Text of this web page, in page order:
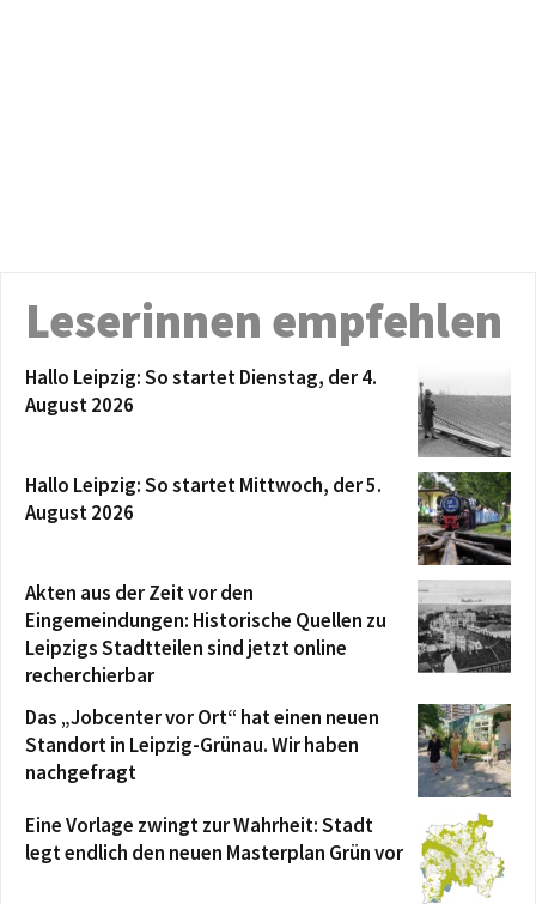
Leserinnen empfehlen
Hallo Leipzig: So startet Dienstag, der 4.
August 2026
Hallo Leipzig: So startet Mittwoch, der 5.
August 2026
Akten aus der Zeit vor den
Eingemeindungen: Historische Quellen zu
Leipzigs Stadtteilen sind jetzt online
recherchierbar
Das „Jobcenter vor Ort“ hat einen neuen
Standort in Leipzig-Grünau. Wir haben
nachgefragt
Eine Vorlage zwingt zur Wahrheit: Stadt
legt endlich den neuen Masterplan Grün vor